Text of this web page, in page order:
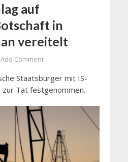
auf
in
vereitelt
Add Comment
Staatsbürger mit IS-
zur Tat festgenommen.